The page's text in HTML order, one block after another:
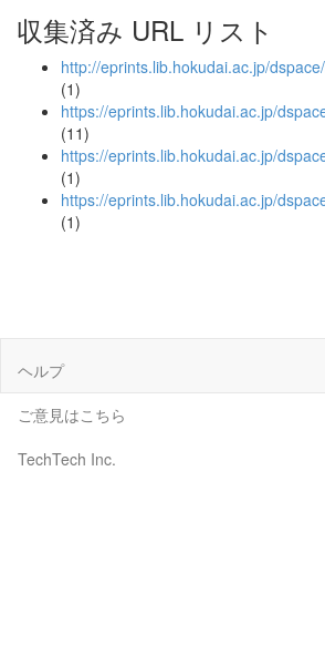
収集済み URL リスト
http://eprints.lib.hokudai.ac.jp/
(1)
https://eprints.lib.hokudai.ac.jp/
(11)
https://eprints.lib.hokudai.ac.jp/
(1)
https://eprints.lib.hokudai.ac.jp/
(1)
ヘルプ
ご意見はこちら
TechTech Inc.